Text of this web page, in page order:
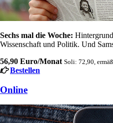
Sechs mal die Woche:
Wissenschaft und Politik. Und
56,90 Euro/Monat Soli: 72,90,
Bestellen
Online